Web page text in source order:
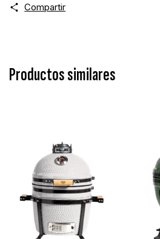
Compartir
Productos similares